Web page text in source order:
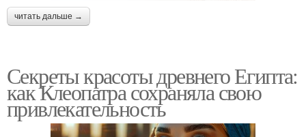
читать дальше →
Секреты красоты древнего Египта:
как Клеопатра сохраняла свою
привлекательность